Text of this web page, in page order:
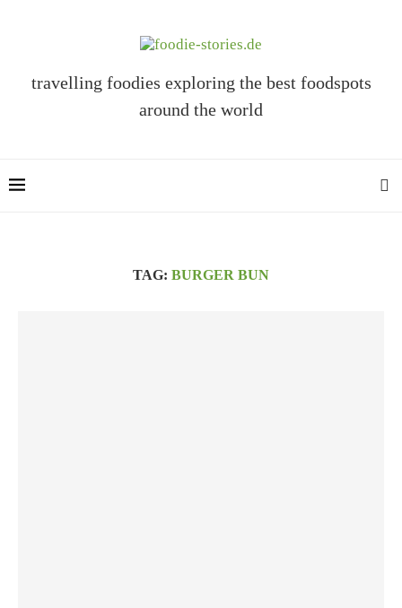
travelling foodies exploring the best foodspots
around the world
TAG: BURGER BUN